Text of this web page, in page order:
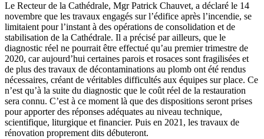
Le Recteur de la Cathédrale, Mgr Patrick Chauvet, a déclaré le 14
novembre que les travaux engagés sur l’édifice après l’incendie, se
limitaient pour l’instant à des opérations de consolidation et de
stabilisation de la Cathédrale. Il a précisé par ailleurs, que le
diagnostic réel ne pourrait être effectué qu’au premier trimestre de
2020, car aujourd’hui certaines parois et rosaces sont fragilisées et
de plus des travaux de décontaminations au plomb ont été rendus
nécessaires, créant de véritables difficultés aux équipes sur place. Ce
n’est qu’à la suite du diagnostic que le coût réel de la restauration
sera connu. C’est à ce moment là que des dispositions seront prises
pour apporter des réponses adéquates au niveau technique,
scientifique, liturgique et financier. Puis en 2021, les travaux de
rénovation proprement dits débuteront.